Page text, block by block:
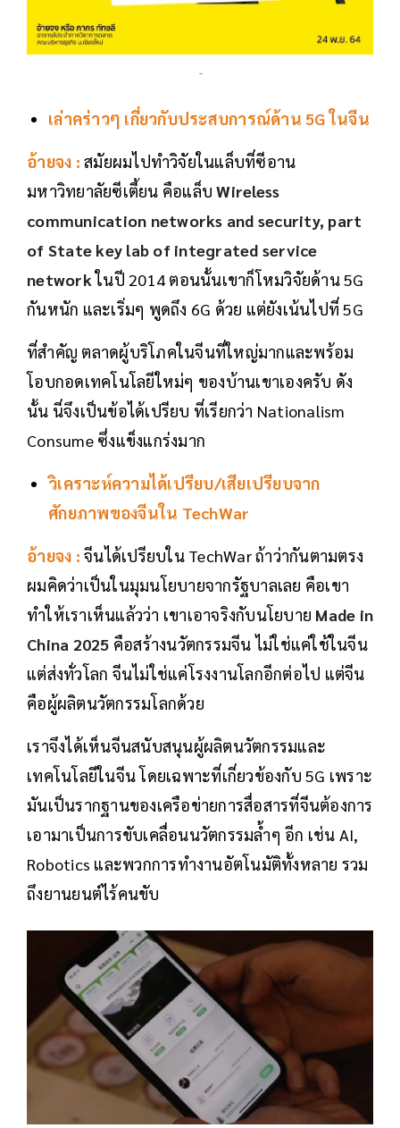
-
เล่าคร่าวๆ เกี่ยวกับประสบการณ์ด้าน 5G ในจีน
อ้ายจง : สมัยผมไปทำวิจัยในแล็บที่ซีอาน
มหาวิทยาลัยซีเตี้ยน คือแล็บWireless
communication networks and security, part
of State key lab of integrated service
networkในปี 2014 ตอนนั้นเขาก็โหมวิจัยด้าน 5G
กันหนัก และเริ่มๆ พูดถึง 6G ด้วย แต่ยังเน้นไปที่ 5G
ที่สำคัญ ตลาดผู้บริโภคในจีนที่ใหญ่มากและพร้อม
โอบกอดเทคโนโลยีใหม่ๆ ของบ้านเขาเองครับ ดัง
นั้น นี่จึงเป็นข้อได้เปรียบ ที่เรียกว่า Nationalism
Consume ซึ่งแข็งแกร่งมาก
วิเคราะห์ความได้เปรียบ/เสียเปรียบจาก
ศักยภาพของจีนใน TechWar
อ้ายจง : จีนได้เปรียบใน TechWar ถ้าว่ากันตามตรง
ผมคิดว่าเป็นในมุมนโยบายจากรัฐบาลเลย คือเขา
ทำให้เราเห็นแล้วว่า เขาเอาจริงกับนโยบาย Made in
China 2025 คือสร้างนวัตกรรมจีน ไม่ใช่แค่ใช้ในจีน
แต่ส่งทั่วโลก จีนไม่ใช่แค่โรงงานโลกอีกต่อไป แต่จีน
คือผู้ผลิตนวัตกรรมโลกด้วย
เราจึงได้เห็นจีนสนับสนุนผู้ผลิตนวัตกรรมและ
เทคโนโลยีในจีน โดยเฉพาะที่เกี่ยวข้องกับ 5G เพราะ
มันเป็นรากฐานของเครือข่ายการสื่อสารที่จีนต้องการ
เอามาเป็นการขับเคลื่อนนวัตกรรมล้ำๆ อีก เช่น AI,
Robotics และพวกการทำงานอัตโนมัติทั้งหลาย รวม
ถึงยานยนต์ไร้คนขับ